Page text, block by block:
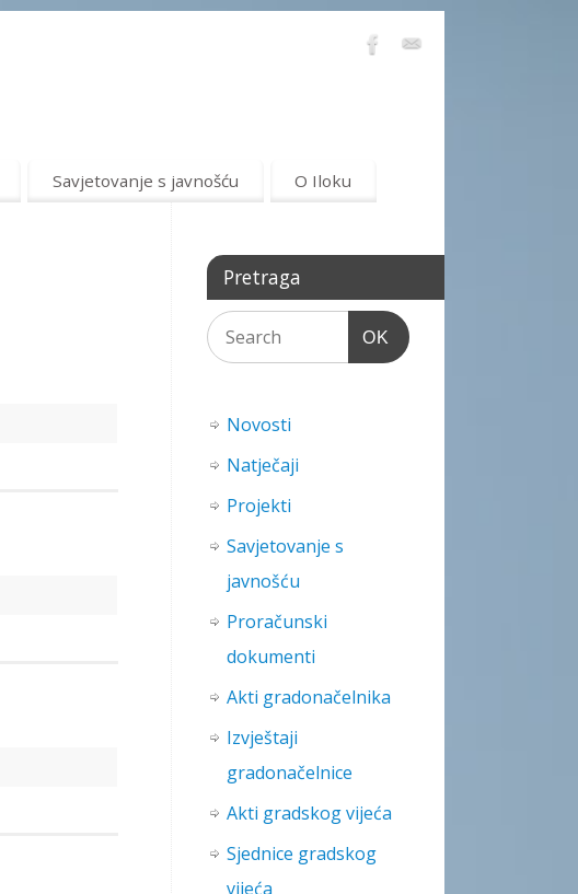
Savjetovanje s javnošću O Iloku
Pretraga
OK
Novosti
Natječaji
Projekti
Savjetovanje s
javnošću
Proračunski
dokumenti
Akti gradonačelnika
Izvještaji
gradonačelnice
Akti gradskog vijeća
Sjednice gradskog
vijeća